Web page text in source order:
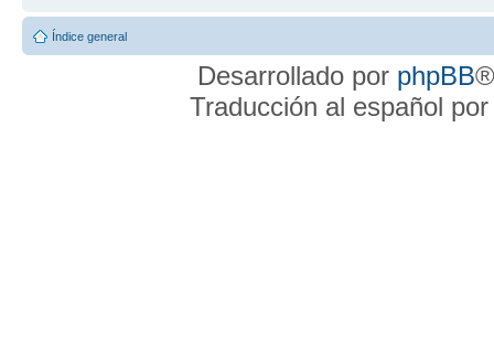
Índice general
Desarrollado por phpBB
Traducción al español